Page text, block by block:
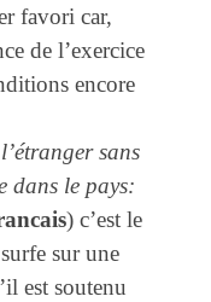
favori car,
de l’exercice
encore
sans
dans le pays:
) c’est le
sur une
est soutenu